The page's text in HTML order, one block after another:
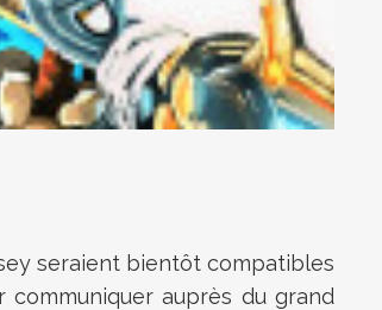
seraient bientôt compatibles
communiquer auprès du grand